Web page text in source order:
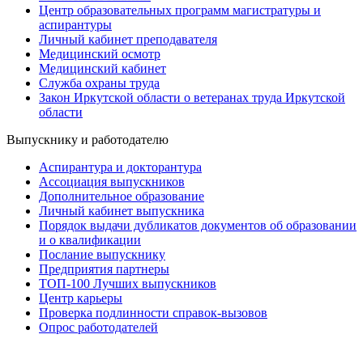
Центр образовательных программ магистратуры и
аспирантуры
Личный кабинет преподавателя
Медицинский осмотр
Медицинский кабинет
Служба охраны труда
Закон Иркутской области о ветеранах труда Иркутской
области
Выпускнику и работодателю
Аспирантура и докторантура
Ассоциация выпускников
Дополнительное образование
Личный кабинет выпускника
Порядок выдачи дубликатов документов об образовании
и о квалификации
Послание выпускнику
Предприятия партнеры
ТОП-100 Лучших выпускников
Центр карьеры
Проверка подлинности справок-вызовов
Опрос работодателей